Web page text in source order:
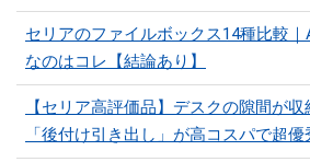
セリアのファイルボックス14種比較
なのはコレ【結論あり】
【セリア高評価品】デスクの隙間が
「後付け引き出し」が高コスパで超優